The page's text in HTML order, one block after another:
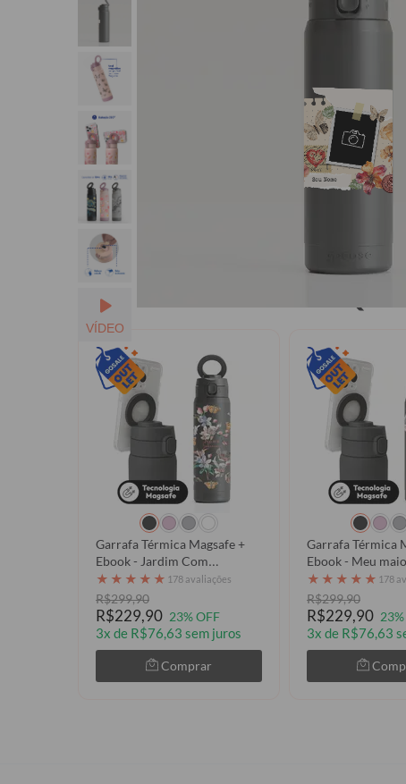
VÍDEO
Seu Nome
Garrafa Térmica Magsafe +
Ebook - Jardim Com
Borboletas
★ ★ ★ ★ ★ 178 avaliações
R$299,90
R$229,90 23% OFF
3x de R$76,63 sem juros
Comprar
Garrafa Térmica
Ebook - Meu
★ ★ ★ ★ ★ 178
R$299,90
R$229,90
3x de R$76,63